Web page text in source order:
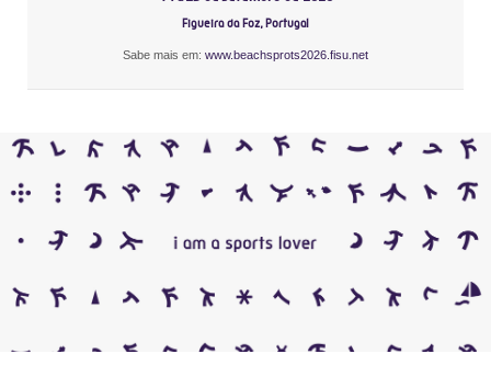
Figueira da Foz, Portugal
Sabe mais em: www.beachsprots2026.fisu.net